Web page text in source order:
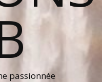
passionnée